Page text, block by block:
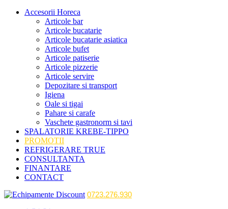
Accesorii Horeca
Articole bar
Articole bucatarie
Articole bucatarie asiatica
Articole bufet
Articole patiserie
Articole pizzerie
Articole servire
Depozitare si transport
Igiena
Oale si tigai
Pahare si carafe
Vaschete gastronorm si tavi
SPALATORIE KREBE-TIPPO
PROMOTII
REFRIGERARE TRUE
CONSULTANTA
FINANTARE
CONTACT
0723.276.930